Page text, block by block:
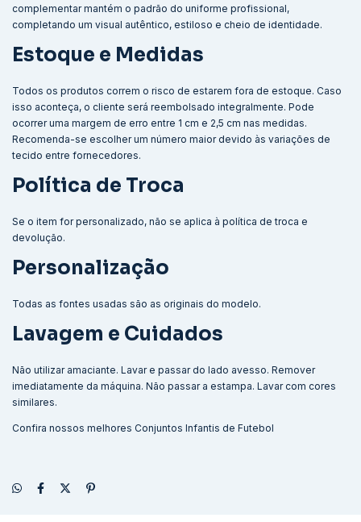
complementar mantém o padrão do uniforme profissional,
completando um visual autêntico, estiloso e cheio de identidade.
Estoque e Medidas
Todos os produtos correm o risco de estarem fora de estoque. Caso
isso aconteça, o cliente será reembolsado integralmente. Pode
ocorrer uma margem de erro entre 1 cm e 2,5 cm nas medidas.
Recomenda-se escolher um número maior devido às variações de
tecido entre fornecedores.
Política de Troca
Se o item for personalizado, não se aplica à política de troca e
devolução.
Personalização
Todas as fontes usadas são as originais do modelo.
Lavagem e Cuidados
Não utilizar amaciante. Lavar e passar do lado avesso. Remover
imediatamente da máquina. Não passar a estampa. Lavar com cores
similares.
Confira nossos melhores Conjuntos Infantis de Futebol